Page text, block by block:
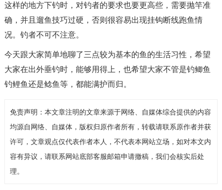
这样的地方下钓时，对钓者的要求也要更高些，需要抛竿准
确，并且遛鱼技巧过硬，否则很容易出现挂钩断线跑鱼情
况。钓者不可不注意。
今天跟大家简单地聊了三点较为基本的鱼的生活习性，希望
大家在出外垂钓时，能够用得上，也希望大家不管是钓鲫鱼
钓鲤鱼还是鲶鱼等，都能满护而归。
免责声明：本文章注明的文章来源于网络、自媒体综合提供的内容
均源自网络、自媒体，版权归原作者所有，转载请联系原作者并获
许可，文章观点仅代表作者本人，不代表本网站立场，如对本文内
容有异议，请联系网站底部客服邮箱申请撤稿，我们会核实后处
理。